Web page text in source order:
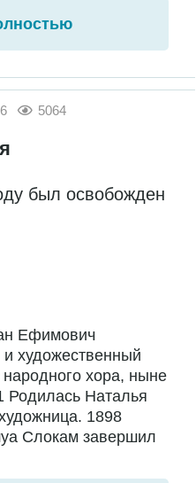
5064
был освобожден
Ефимович
и художественный
народного хора, ныне
Родилась Наталья
1898
Слокам завершил